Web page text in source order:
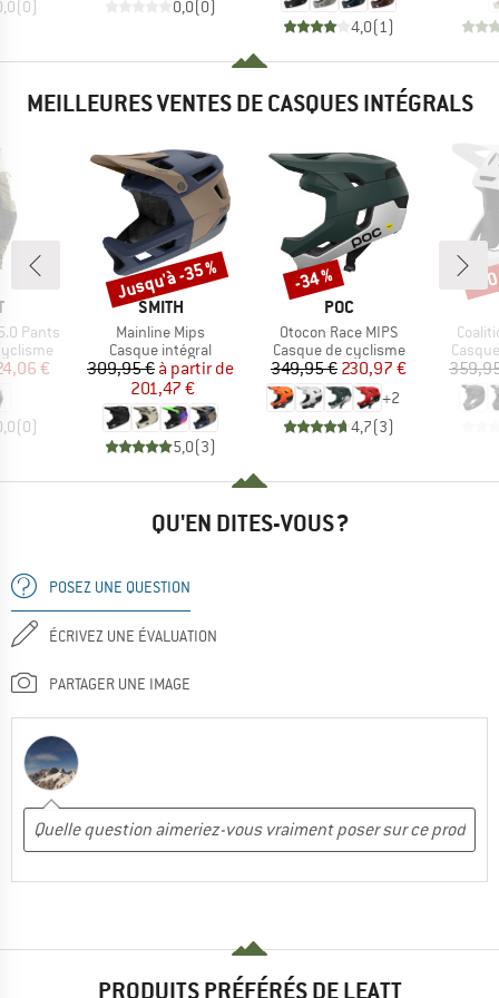
(0) 0,0(0)
4,0(1 )
MEILLEURES VENTES DE CASQUES INTÉGRALS
Pants
réduit
€
(0)
MARQUE
SMITH
Article
Mainline Mips
Product group
Casque intégral
Prix
309,95 € Prix réduit
à partir de
201,47 €
5,0(3)
Remise
Jusqu'à -35 %
MARQUE
POC
Article
Otocon Race MIPS
Product group
Casque de cyclisme
Prix
349,95 €Prix réduit
230,97 €
+2
4,7(3)
Remise
-34 %
Article
-
QU'EN DITES-VOUS ?
POSEZ UNE QUESTION
ÉCRIVEZ UNE ÉVALUATION
PARTAGER UNE IMAGE
PRODUITS PRÉFÉRÉS DE LEATT